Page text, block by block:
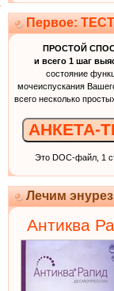
Первое: ТЕСТ
ПРОСТОЙ
и всего 1 шаг
состояние
мочеиспускания
всего несколько
АНКЕТА-
Это DOC-файл, 1
Лечим энурез
Антиква